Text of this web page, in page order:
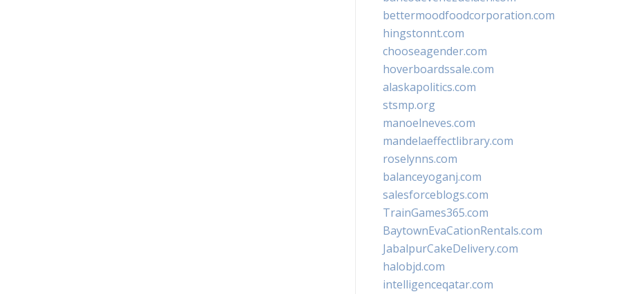
bettermoodfoodcorporation.com
hingstonnt.com
chooseagender.com
hoverboardssale.com
alaskapolitics.com
stsmp.org
manoelneves.com
mandelaeffectlibrary.com
roselynns.com
balanceyoganj.com
salesforceblogs.com
TrainGames365.com
BaytownEvaCationRentals.com
JabalpurCakeDelivery.com
halobjd.com
intelligenceqatar.com